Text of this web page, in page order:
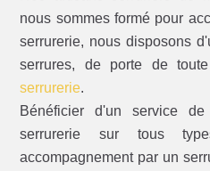
nous sommes formé pour
serrurerie, nous disposons
serrures, de porte de
serrurerie.
Bénéficier d'un service
serrurerie sur tous
accompagnement par un